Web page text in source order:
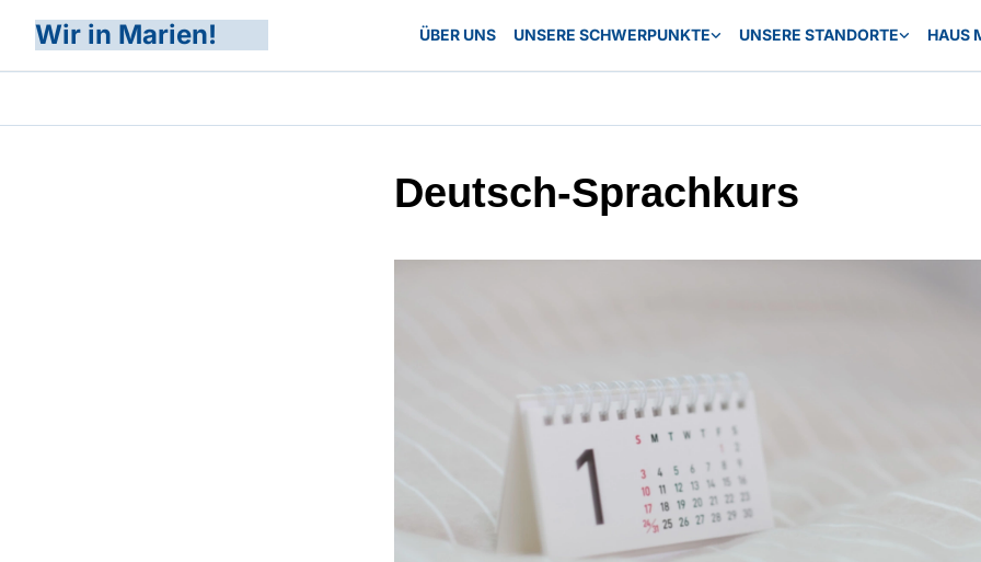
Wir in Marien! ÜBER UNS UNSERE SCHWERPUNKTE UNSERE STANDORTE HAUS
Deutsch-Sprachkurs